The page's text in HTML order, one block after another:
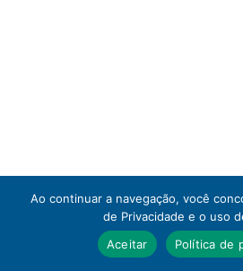
Ao continuar a navegação, você
de Privacidade e o uso
Aceitar
Política de